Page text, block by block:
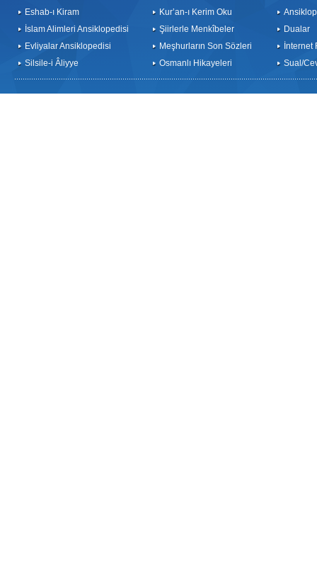
Eshab-ı Kiram
İslam Alimleri Ansiklopedisi
Evliyalar Ansiklopedisi
Silsile-i Âliyye
Kur’an-ı Kerim Oku
Şiirlerle Menkîbeler
Meşhurların Son Sözleri
Osmanlı Hikayeleri
Dualar
İnternet
Sual/